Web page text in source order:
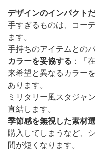
デザインのインパクト
手すぎるものは、コー
ます。
手持ちのアイテムとの
カラーを妥協する ：「
来希望と異なるカラー
あります。
ミリタリー風スタジャ
直結します。
季節感を無視した素材
購入してしまうなど、
間が短くなります。